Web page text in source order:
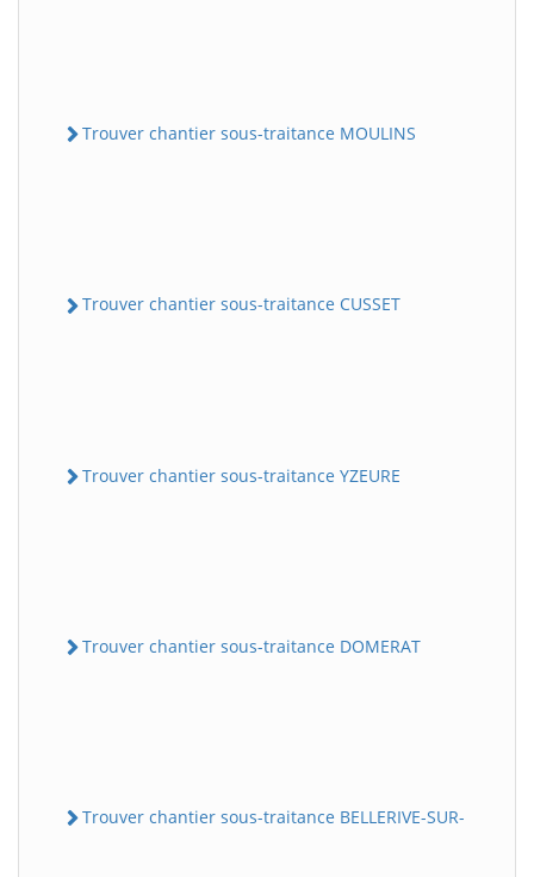
Trouver chantier sous-traitance MOULINS
Trouver chantier sous-traitance CUSSET
Trouver chantier sous-traitance YZEURE
Trouver chantier sous-traitance DOMERAT
Trouver chantier sous-traitance BELLERIVE-SUR-